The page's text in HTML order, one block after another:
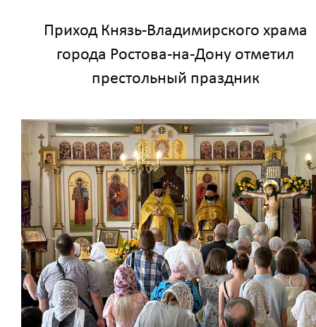
Приход Князь-Владимирского храма
города Ростова-на-Дону отметил
престольный праздник